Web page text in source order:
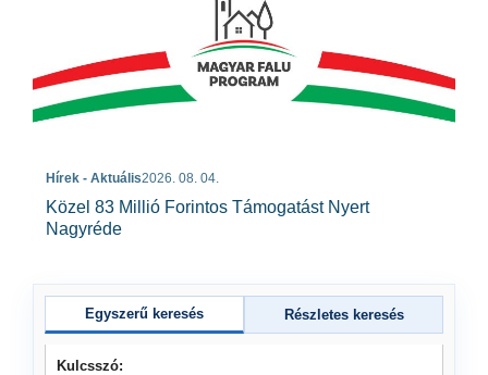
Hírek - Aktuális2026. 08. 04.
Közel 83 Millió Forintos Támogatást Nyert
Nagyréde
Egyszerű keresés Részletes keresés
Kulcsszó: